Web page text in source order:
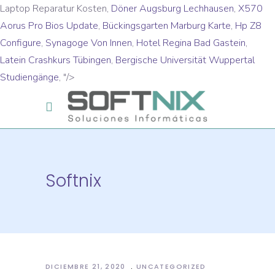
Laptop Reparatur Kosten, Döner Augsburg Lechhausen, X570
Aorus Pro Bios Update, Bückingsgarten Marburg Karte, Hp Z8
Configure, Synagoge Von Innen, Hotel Regina Bad Gastein,
Latein Crashkurs Tübingen, Bergische Universität Wuppertal
Studiengänge, "/>
Softnix
DICIEMBRE 21, 2020 UNCATEGORIZED